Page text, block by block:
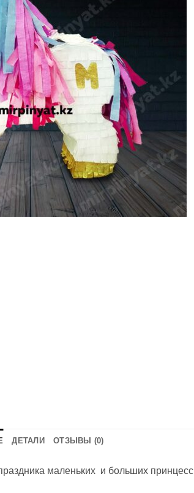
ДЕТАЛИ ОТЗЫВЫ (0)
маленьких и больших принцесс